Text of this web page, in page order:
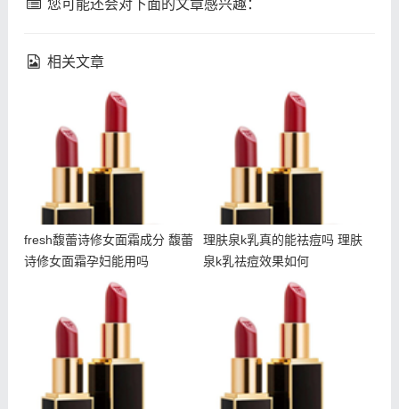
您可能还会对下面的文章感兴趣：
相关文章
fresh馥蕾诗修女面霜成分
fresh馥蕾诗修女面霜成分 馥蕾
诗修女面霜孕妇能用吗
理肤泉k乳真的能祛痘吗 理
理肤泉k乳真的能祛痘吗 理肤
泉k乳祛痘效果如何
吃甜食会长痘吗 吃甜食对
fresh馥蕾诗修女面霜怎么